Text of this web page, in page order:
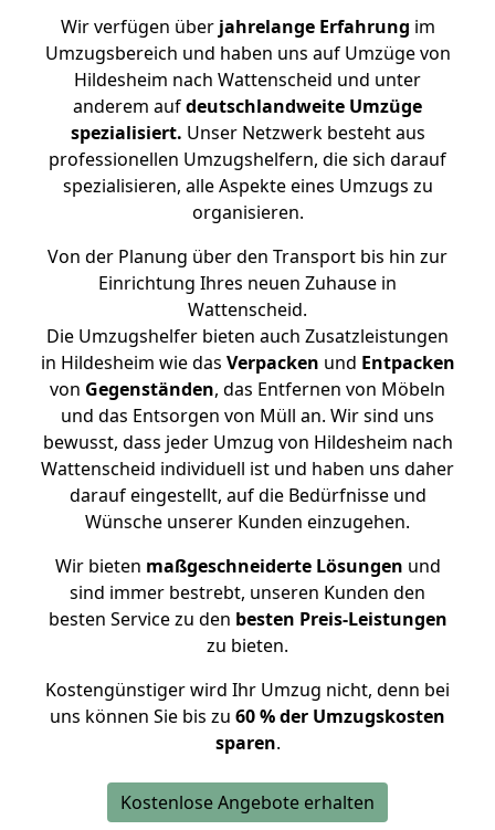
Wir verfügen überjahrelange Erfahrung im
Umzugsbereich und haben uns auf Umzüge von
Hildesheim nach Wattenscheid und unter
anderem aufdeutschlandweite Umzüge
spezialisiert. Unser Netzwerk besteht aus
professionellen Umzugshelfern, die sich darauf
spezialisieren, alle Aspekte eines Umzugs zu
organisieren.
Von der Planung über den Transport bis hin zur
Einrichtung Ihres neuen Zuhause in
Wattenscheid.
Die Umzugshelfer bieten auch Zusatzleistungen
in Hildesheim wie das Verpacken und Entpacken
von Gegenständen, das Entfernen von Möbeln
und das Entsorgen von Müll an. Wir sind uns
bewusst, dass jeder Umzug von Hildesheim nach
Wattenscheid individuell ist und haben uns daher
darauf eingestellt, auf die Bedürfnisse und
Wünsche unserer Kunden einzugehen.
Wir bieten maßgeschneiderte Lösungen und
sind immer bestrebt, unseren Kunden den
besten Service zu den besten Preis-Leistungen
zu bieten.
Kostengünstiger wird Ihr Umzug nicht, denn bei
uns können Sie bis zu 60 % der Umzugskosten
sparen.
Kostenlose Angebote erhalten